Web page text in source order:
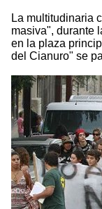
La multitudinaria
masiva", durante
en la plaza
del Cianuro" se